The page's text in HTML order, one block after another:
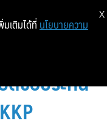
เกียรติ
ดซื้อประกัน
มเติมได้ที่ นโยบายความ
X